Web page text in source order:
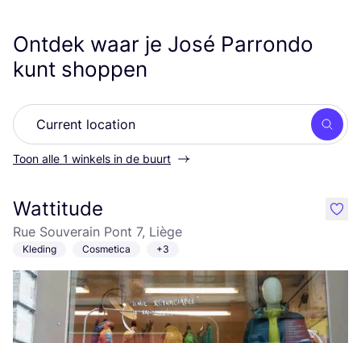
Ontdek waar je José Parrondo
kunt shoppen
Zoek
Toon alle 1 winkels in de buurt
Wattitude
Rue Souverain Pont 7, Liège
Kleding Cosmetica +3
like